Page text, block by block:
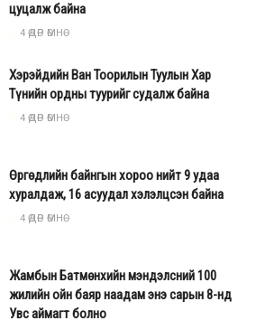
цуцалж байна
4 ӨДӨР ӨМНӨ
Хэрэйдийн Ван Тоорилын Туулын Хар
Түнийн ордны туурийг судалж байна
4 ӨДӨР ӨМНӨ
Өргөдлийн байнгын хороо нийт 9 удаа
хуралдаж, 16 асуудал хэлэлцсэн байна
4 ӨДӨР ӨМНӨ
Жамбын Батмөнхийн мэндэлсний 100
жилийн ойн баяр наадам энэ сарын 8-нд
Увс аймагт болно